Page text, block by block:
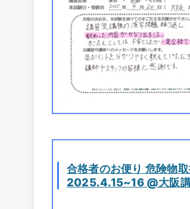
合格者のお便り 危険物
2025.4.15~16 @大阪